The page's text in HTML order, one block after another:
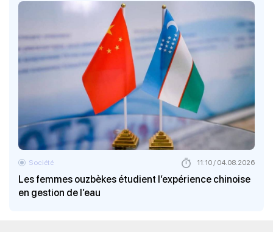
Les femmes ouzbèkes étudient l’expérience chinoise
en gestion de l’eau
Société 11:10 / 04.08.2026